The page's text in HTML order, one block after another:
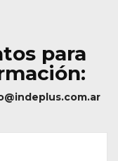
para